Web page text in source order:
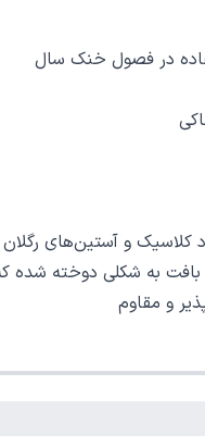
در فصول خنک سال
کلاسیک و آستین‌های
بافت به شکلی دوخته
این بافت باعث شده تا
حال از تعریق بیش از